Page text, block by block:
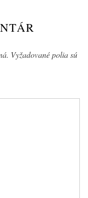
Vyžadované polia sú